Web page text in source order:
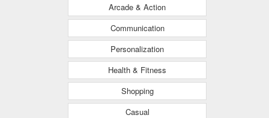
Arcade & Action
Communication
Personalization
Health & Fitness
Shopping
Casual